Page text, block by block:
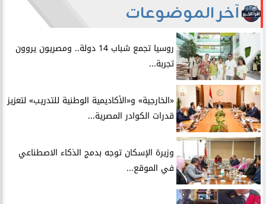
آخر الموضوعات
روسيا تجمع شباب 14 دولة.. ومصريون يروون
تجربة...
​«الخارجية» و«الأكاديمية الوطنية للتدريب» لتعزيز
قدرات الكوادر المصرية...
​وزيرة الإسكان توجه بدمج الذكاء الاصطناعي
في الموقع...